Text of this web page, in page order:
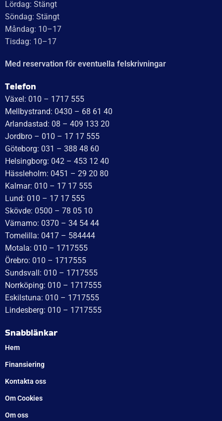
Lördag: Stängt
Söndag: Stängt
Måndag: 10–17
Tisdag: 10–17
Med reservation för eventuella felskrivningar
Telefon
Växel: 010 – 1717 555
Mellbystrand: 0430 – 68 61 40
Arlandastad: 08 – 409 133 20
Jordbro – 010 – 17 17 555
Göteborg: 031 – 388 48 60
Helsingborg: 042 – 453 12 40
Hässleholm: 0451 – 29 20 80
Kalmar: 010 – 17 17 555
Lund: 010 – 17 17 555
Skövde: 0500 – 78 05 10
Värnamo: 0370 – 34 54 44
Tomelilla: 0417 – 584444
Motala: 010 – 1717555
Örebro: 010 – 1717555
Sundsvall: 010 – 1717555
Norrköping: 010 – 1717555
Eskilstuna: 010 – 1717555
Lindesberg: 010 – 1717555
Snabblänkar
Hem
Finansiering
Kontakta oss
Om Cookies
Om oss